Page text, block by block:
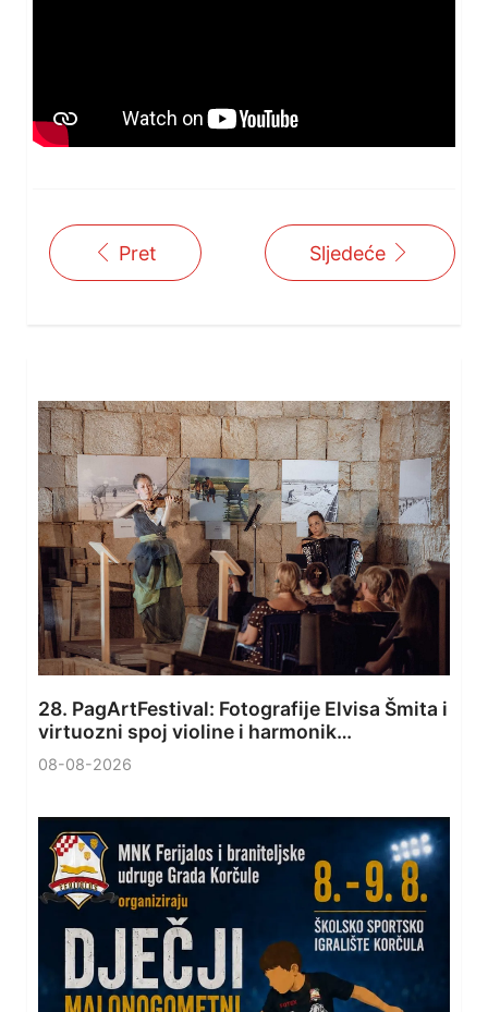
Pret Sljedeće
28. PagArtFestival: Fotografije Elvisa Šmita i
virtuozni spoj violine i harmonik…
08-08-2026